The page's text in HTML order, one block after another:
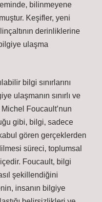
bilinmeyene
Keşifler, yeni
derinliklerine
ulaşma
bilgi sınırlarını
ulaşmanın sınırlı ve
Foucault’nun
gibi, bilgi, sadece
gören gerçeklerden
süreci, toplumsal
Foucault, bilgi
şekillendiğini
insanın bilgiye